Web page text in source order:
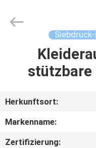
ÜBER
UNS
Accessories
Co.,Ltd.
stützbare
Herkunftsort:
Markenname:
Zertifizierung: